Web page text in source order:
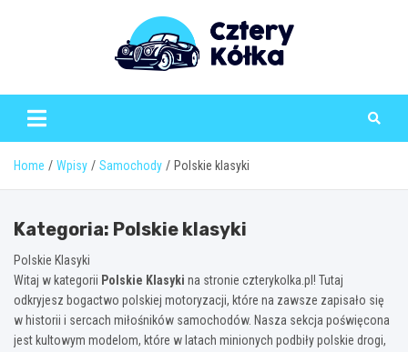
Home Wpisy Samochody Polskie klasyki
Kategoria: Polskie klasyki
Polskie Klasyki
Witaj w kategorii Polskie Klasyki na stronie czterykolka.pl! Tutaj
odkryjesz bogactwo polskiej motoryzacji, które na zawsze zapisało się
w historii i sercach miłośników samochodów. Nasza sekcja poświęcona
jest kultowym modelom, które w latach minionych podbiły polskie drogi,